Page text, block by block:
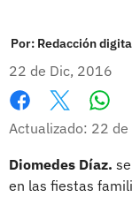
Por: Redacción
22 de Dic, 2016
Facebook
X
Actualizado: 22
Diomedes Díaz.
en las fiestas